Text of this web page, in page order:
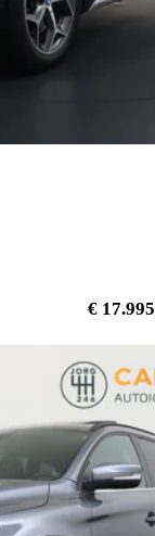
€ 17.995